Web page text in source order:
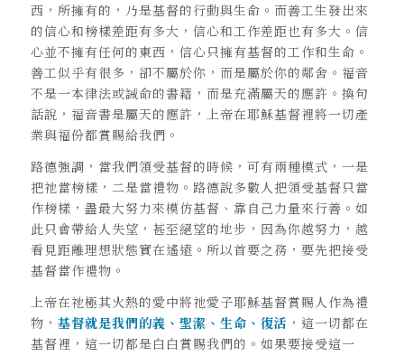
西，所擁有的，乃是基督的行動與生命。而善工生發出來
的信心和榜樣差距有多大，信心和工作差距也有多大。信
心並不擁有任何的東西，信心只擁有基督的工作和生命。
善工似乎有很多，卻不屬於你，而是屬於你的鄰舍。福音
不是一本律法或誡命的書籍，而是充滿屬天的應許。換句
話說，福音書是屬天的應許，上帝在耶穌基督裡將一切產
業與福份都賞賜給我們。
路德強調，當我們領受基督的時候，可有兩種模式，一是
把祂當榜樣，二是當禮物。路德說多數人把領受基督只當
作榜樣，盡最大努力來模仿基督、靠自己力量來行善。如
此只會帶給人失望，甚至絕望的地步，因為你越努力，越
看見距離理想狀態實在遙遠。所以首要之務，要先把接受
基督當作禮物。
上帝在祂極其火熱的愛中將祂愛子耶穌基督賞賜人作為禮
物， 基督就是我們的義、聖潔、生命、復活 ，這一切都在
基督裡，這一切都是白白賞賜我們的。如果要接受這一